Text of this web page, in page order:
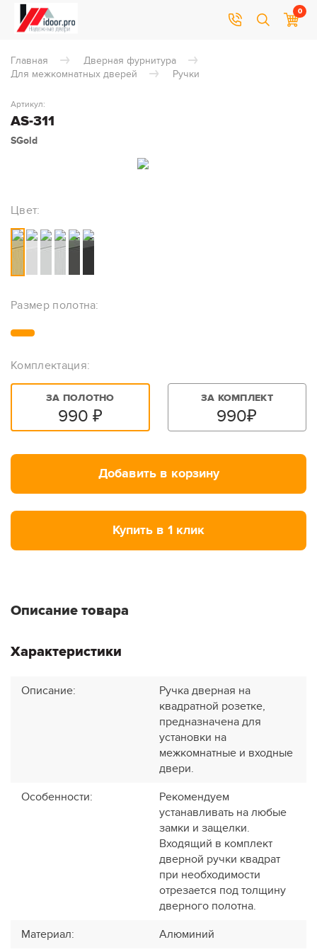
0
Главная
Дверная фурнитура
Для межкомнатных дверей
Ручки
AS-311
Артикул:
SGold
Цвет:
Размер полотна:
Комплектация:
ЗА ПОЛОТНО
990 ₽
ЗА КОМПЛЕКТ
990₽
Добавить в корзину
Купить в 1 клик
Описание товара
Характеристики
Описание:
Ручка дверная на
квадратной розетке,
предназначена для
установки на
межкомнатные и входные
двери.
Особенности:
Рекомендуем
устанавливать на любые
замки и защелки.
Входящий в комплект
дверной ручки квадрат
при необходимости
отрезается под толщину
дверного полотна.
Материал: Алюминий